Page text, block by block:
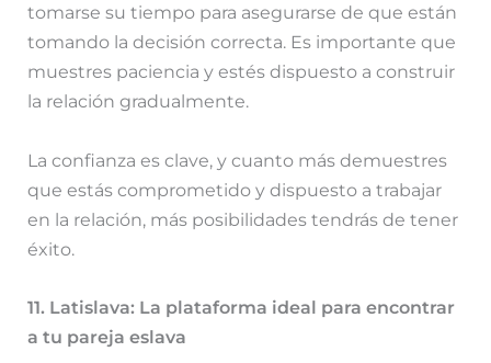
tomarse su tiempo para asegurarse de que están
tomando la decisión correcta. Es importante que
muestres paciencia y estés dispuesto a construir
la relación gradualmente.
La confianza es clave, y cuanto más demuestres
que estás comprometido y dispuesto a trabajar
en la relación, más posibilidades tendrás de tener
éxito.
11. Latislava: La plataforma ideal para encontrar
a tu pareja eslava